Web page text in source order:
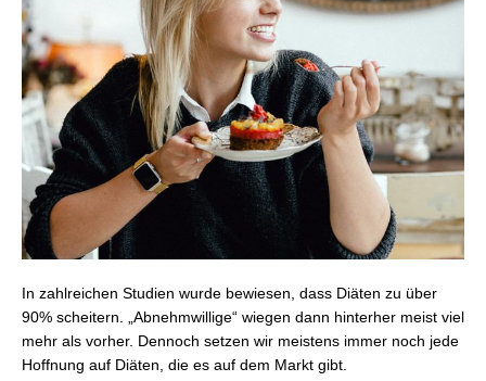
In zahlreichen Studien wurde bewiesen, dass Diäten zu über
90% scheitern. „Abnehmwillige“ wiegen dann hinterher meist viel
mehr als vorher. Dennoch setzen wir meistens immer noch jede
Hoffnung auf Diäten, die es auf dem Markt gibt.